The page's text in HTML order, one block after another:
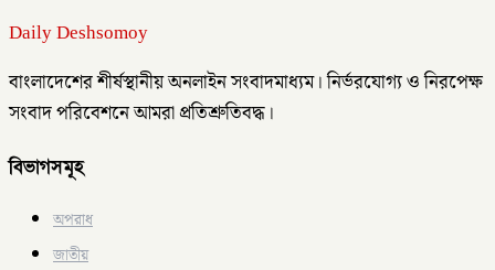
Daily Deshsomoy
বাংলাদেশের শীর্ষস্থানীয় অনলাইন সংবাদমাধ্যম। নির্ভরযোগ্য ও নিরপেক্ষ
সংবাদ পরিবেশনে আমরা প্রতিশ্রুতিবদ্ধ।
বিভাগসমূহ
অপরাধ
জাতীয়